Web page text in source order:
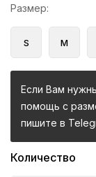
Размер:
S M
Если Вам
помощь с
пишите в
Количество